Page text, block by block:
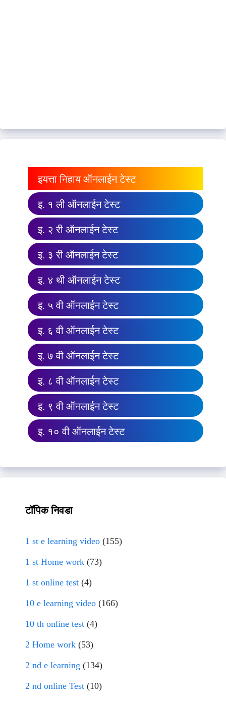
इयत्ता निहाय ऑनलाईन टेस्ट
इ. १ ली ऑनलाईन टेस्ट
इ. २ री ऑनलाईन टेस्ट
इ. ३ री ऑनलाईन टेस्ट
इ. ४ थी ऑनलाईन टेस्ट
इ. ५ वी ऑनलाईन टेस्ट
इ. ६ वी ऑनलाईन टेस्ट
इ. ७ वी ऑनलाईन टेस्ट
इ. ८ वी ऑनलाईन टेस्ट
इ. ९ वी ऑनलाईन टेस्ट
इ. १० वी ऑनलाईन टेस्ट
टॉपिक निवडा
1 st e learning video (155)
1 st Home work (73)
1 st online test (4)
10 e learning video (166)
10 th online test (4)
2 Home work (53)
2 nd e learning (134)
2 nd online Test (10)